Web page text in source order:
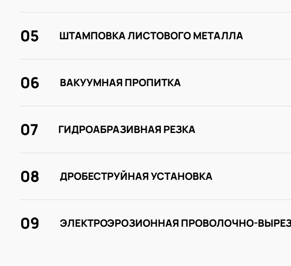
ШТАМПОВКА ЛИСТОВОГО МЕТАЛЛА
05
ВАКУУМНАЯ ПРОПИТКА
06
ГИДРОАБРАЗИВНАЯ РЕЗКА
07
ДРОБЕСТРУЙНАЯ УСТАНОВКА
08
ЭЛЕКТРОЭРОЗИОННАЯ ПРОВОЛОЧНО-
09